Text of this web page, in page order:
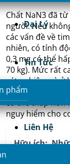
Đại Lý
Tin Tức
phẩm
Liên Hệ
Chất NaN3 đã
người. Nếu
các vấn đề về
nhiên, có tính
0,3 mg có thể
70 kg). Mức rất
xét nghiệm và ở
lượng NaN3 từ
có thể thấp hơn
nguy hiểm cho
Hữu ích: